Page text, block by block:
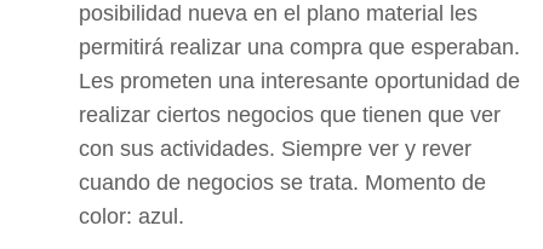
posibilidad nueva en el plano material les
permitirá realizar una compra que esperaban.
Les prometen una interesante oportunidad de
realizar ciertos negocios que tienen que ver
con sus actividades. Siempre ver y rever
cuando de negocios se trata. Momento de
color: azul.